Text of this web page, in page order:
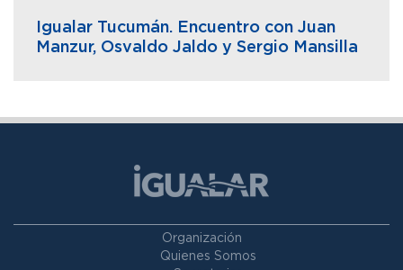
Igualar Tucumán. Encuentro con Juan
Manzur, Osvaldo Jaldo y Sergio Mansilla
Organización
Quienes Somos